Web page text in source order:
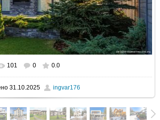
размере 1600x1067
101 0 0.0
31.10.2025 ingvar176